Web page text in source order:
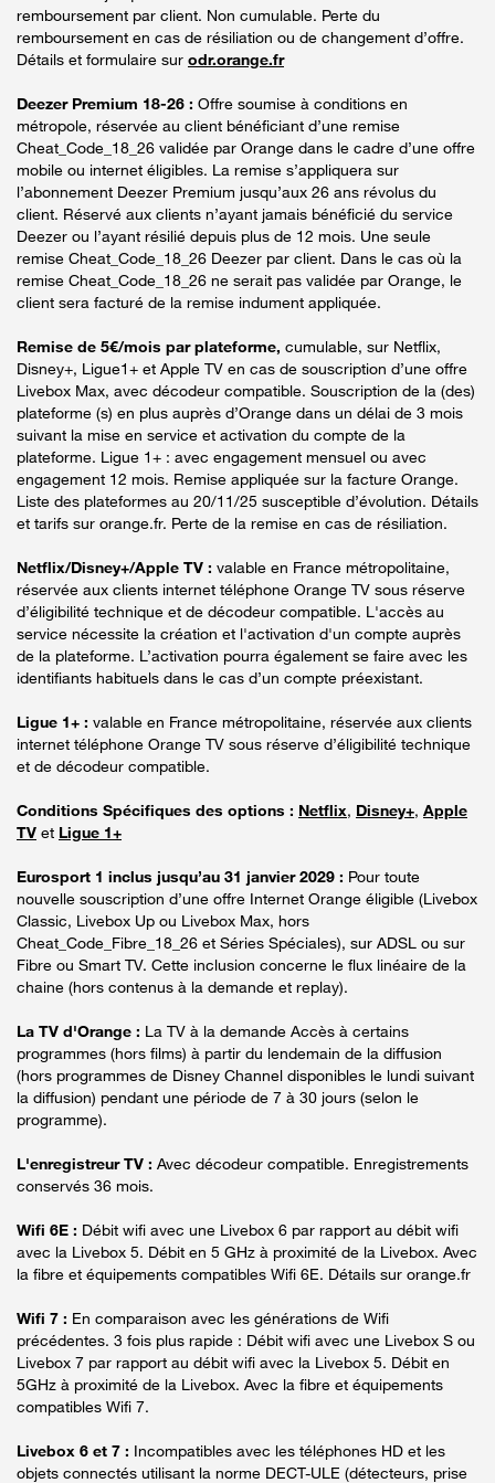
remboursement par client. Non cumulable. Perte du
remboursement en cas de résiliation ou de changement d’offre.
Détails et formulaire sur odr.orange.fr
Deezer Premium 18-26 : Offre soumise à conditions en
métropole, réservée au client bénéficiant d’une remise
Cheat_Code_18_26 validée par Orange dans le cadre d’une offre
mobile ou internet éligibles. La remise s’appliquera sur
l’abonnement Deezer Premium jusqu’aux 26 ans révolus du
client. Réservé aux clients n’ayant jamais bénéficié du service
Deezer ou l’ayant résilié depuis plus de 12 mois. Une seule
remise Cheat_Code_18_26 Deezer par client. Dans le cas où la
remise Cheat_Code_18_26 ne serait pas validée par Orange, le
client sera facturé de la remise indument appliquée.
Remise de 5€/mois par plateforme, cumulable, sur Netflix,
Disney+, Ligue1+ et Apple TV en cas de souscription d’une offre
Livebox Max, avec décodeur compatible. Souscription de la (des)
plateforme (s) en plus auprès d’Orange dans un délai de 3 mois
suivant la mise en service et activation du compte de la
plateforme. Ligue 1+ : avec engagement mensuel ou avec
engagement 12 mois. Remise appliquée sur la facture Orange.
Liste des plateformes au 20/11/25 susceptible d’évolution. Détails
et tarifs sur orange.fr. Perte de la remise en cas de résiliation.
Netflix/Disney+/Apple TV : valable en France métropolitaine,
réservée aux clients internet téléphone Orange TV sous réserve
d’éligibilité technique et de décodeur compatible. L'accès au
service nécessite la création et l'activation d'un compte auprès
de la plateforme. L’activation pourra également se faire avec les
identifiants habituels dans le cas d’un compte préexistant.
Ligue 1+ : valable en France métropolitaine, réservée aux clients
internet téléphone Orange TV sous réserve d’éligibilité technique
et de décodeur compatible.
Conditions Spécifiques des options : Netflix, Disney+, Apple
TV et Ligue 1+
Eurosport 1 inclus jusqu’au 31 janvier 2029 : Pour toute
nouvelle souscription d’une offre Internet Orange éligible (Livebox
Classic, Livebox Up ou Livebox Max, hors
Cheat_Code_Fibre_18_26 et Séries Spéciales), sur ADSL ou sur
Fibre ou Smart TV. Cette inclusion concerne le flux linéaire de la
chaine (hors contenus à la demande et replay).
La TV d'Orange : La TV à la demande Accès à certains
programmes (hors films) à partir du lendemain de la diffusion
(hors programmes de Disney Channel disponibles le lundi suivant
la diffusion) pendant une période de 7 à 30 jours (selon le
programme).
L'enregistreur TV : Avec décodeur compatible. Enregistrements
conservés 36 mois.
Wifi 6E : Débit wifi avec une Livebox 6 par rapport au débit wifi
avec la Livebox 5. Débit en 5 GHz à proximité de la Livebox. Avec
la fibre et équipements compatibles Wifi 6E. Détails sur orange.fr
Wifi 7 : En comparaison avec les générations de Wifi
précédentes. 3 fois plus rapide : Débit wifi avec une Livebox S ou
Livebox 7 par rapport au débit wifi avec la Livebox 5. Débit en
5GHz à proximité de la Livebox. Avec la fibre et équipements
compatibles Wifi 7.
Livebox 6 et 7 : Incompatibles avec les téléphones HD et les
objets connectés utilisant la norme DECT-ULE (détecteurs, prise